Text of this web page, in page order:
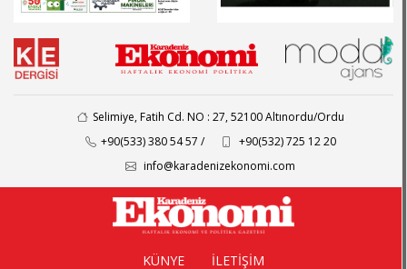
Selimiye, Fatih Cd. NO : 27, 52100 Altınordu/Ordu
+90(533) 380 54 57 /
+90(532) 725 12 20
info@karadenizekonomi.com
KÜNYE İLETİŞİM